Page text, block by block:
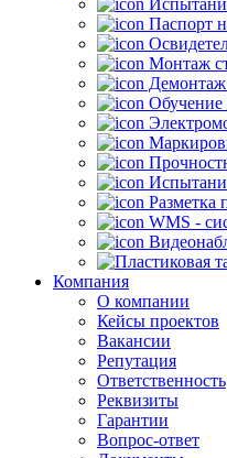
Паспорт
Монтаж
Демонтаж
Обучение
Разметка
WMS -
Компания
О компании
Кейсы проектов
Вакансии
Репутация
Ответственность
Реквизиты
Гарантии
Вопрос-ответ